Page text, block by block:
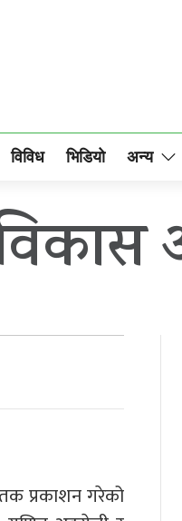
विविध भिडियो अन्य
प्रकाशन गरेको